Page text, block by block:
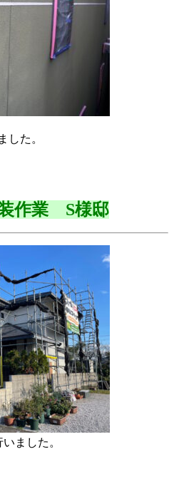
した。
作業 S様邸
ました。